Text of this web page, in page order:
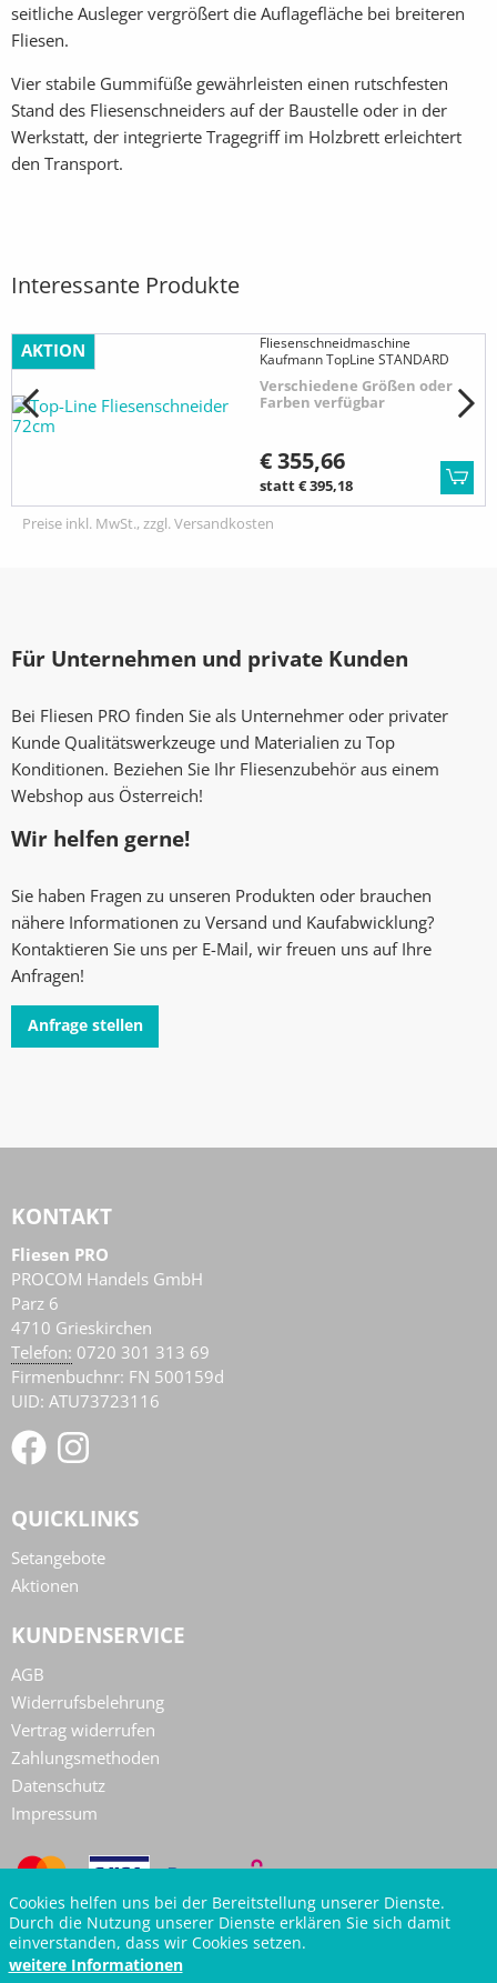
seitliche Ausleger vergrößert die Auflagefläche bei breiteren
Fliesen.
Vier stabile Gummifüße gewährleisten einen rutschfesten
Stand des Fliesenschneiders auf der Baustelle oder in der
Werkstatt, der integrierte Tragegriff im Holzbrett erleichtert
den Transport.
Interessante Produkte
AKTION
Fliesenschneidmaschine
Kaufmann TopLine STANDARD
Verschiedene Größen oder
Farben verfügbar
€ 355,66
statt € 395,18
Preise inkl. MwSt., zzgl. Versandkosten
Für Unternehmen und private Kunden
Bei Fliesen PRO finden Sie als Unternehmer oder privater
Kunde Qualitätswerkzeuge und Materialien zu Top
Konditionen. Beziehen Sie Ihr Fliesenzubehör aus einem
Webshop aus Österreich!
Wir helfen gerne!
Sie haben Fragen zu unseren Produkten oder brauchen
nähere Informationen zu Versand und Kaufabwicklung?
Kontaktieren Sie uns per E-Mail, wir freuen uns auf Ihre
Anfragen!
Anfrage stellen
KONTAKT
Fliesen PRO
PROCOM Handels GmbH
Parz 6
4710 Grieskirchen
AT
Telefon: 0720 301 313 69
Firmenbuchnr: FN 500159d
UID: ATU73723116
QUICKLINKS
Setangebote
Aktionen
KUNDENSERVICE
AGB
Widerrufsbelehrung
Vertrag widerrufen
Zahlungsmethoden
Datenschutz
Impressum
Cookies helfen uns bei der Bereitstellung unserer Dienste.
Durch die Nutzung unserer Dienste erklären Sie sich damit
einverstanden, dass wir Cookies setzen.
weitere Informationen